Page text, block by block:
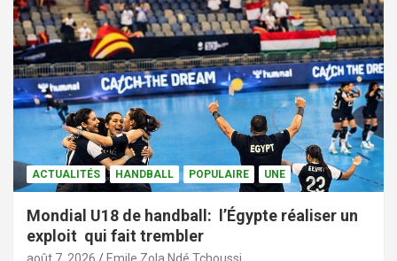
ACTUALITÉS HANDBALL POPULAIRE UNE
Mondial U18 de handball: l’Égypte réaliser un
exploit qui fait trembler